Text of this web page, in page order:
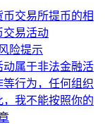
交易所提币的相
交易活动
险提示
属于非法金融活
行为，任何组织
我不能按照你的